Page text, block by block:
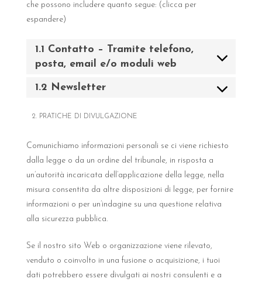
che possono includere quanto segue: (clicca per
espandere)
1.1 Contatto – Tramite telefono,
posta, email e/o moduli web
1.2 Newsletter
2. PRATICHE DI DIVULGAZIONE
Comunichiamo informazioni personali se ci viene richiesto
dalla legge o da un ordine del tribunale, in risposta a
un’autorità incaricata dell’applicazione della legge, nella
misura consentita da altre disposizioni di legge, per fornire
informazioni o per un’indagine su una questione relativa
alla sicurezza pubblica.
Se il nostro sito Web o organizzazione viene rilevato,
venduto o coinvolto in una fusione o acquisizione, i tuoi
dati potrebbero essere divulgati ai nostri consulenti e a